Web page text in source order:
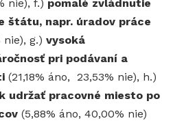
nie), f.) pomalé zvládnutie
štátu, napr. úradov práce
nie), g.) vysoká
pri podávaní a
(21,18% áno, 23,53% nie), h.)
udržať pracovné miesto po
(5,88% áno, 40,00% nie)